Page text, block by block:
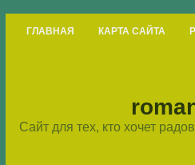
ГЛАВНАЯ КАРТА САЙТА
Сайт для тех, кто хочет